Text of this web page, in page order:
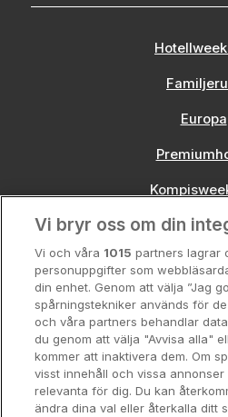
Europa
Hotellrum
Om
Nya
Vi bryr oss om din
Vi och våra 1015 partners lagrar
personuppgifter som
din enhet. Genom att välja ”Jag
spårningstekniker används för
och våra partners behandlar
du genom att välja "Avvisa alla"
kommer att inaktivera dem. Om
visst innehåll och vissa
relevanta för dig. Du kan
ändra dina val eller återkalla ditt